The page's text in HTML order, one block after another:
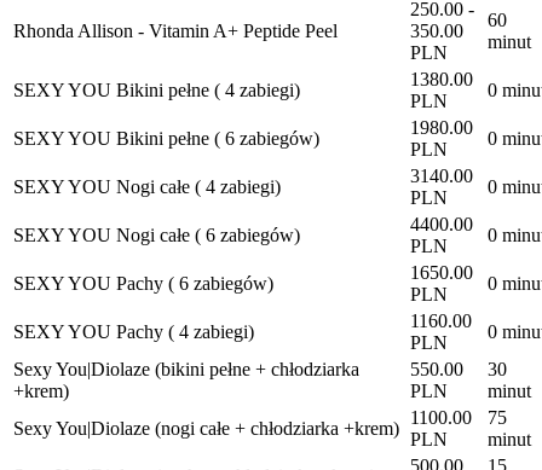
Rhonda Allison - Vitamin A+ Peptide Peel
250.00 -
350.00
PLN
60
minut
SEXY YOU Bikini pełne ( 4 zabiegi)
1380.00
PLN
0
SEXY YOU Bikini pełne ( 6 zabiegów)
1980.00
PLN
0
SEXY YOU Nogi całe ( 4 zabiegi)
3140.00
PLN
0
SEXY YOU Nogi całe ( 6 zabiegów)
4400.00
PLN
0
SEXY YOU Pachy ( 6 zabiegów)
1650.00
PLN
0
SEXY YOU Pachy ( 4 zabiegi)
1160.00
PLN
0
Sexy You|Diolaze (bikini pełne + chłodziarka
+krem)
550.00
PLN
30
minut
Sexy You|Diolaze (nogi całe + chłodziarka +krem)
1100.00
PLN
75
minut
500.00
15